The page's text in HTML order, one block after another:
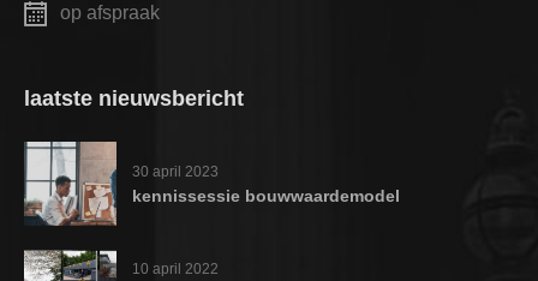
op afspraak
laatste nieuwsbericht
30 april 2023
kennissessie bouwwaardemodel
10 april 2022